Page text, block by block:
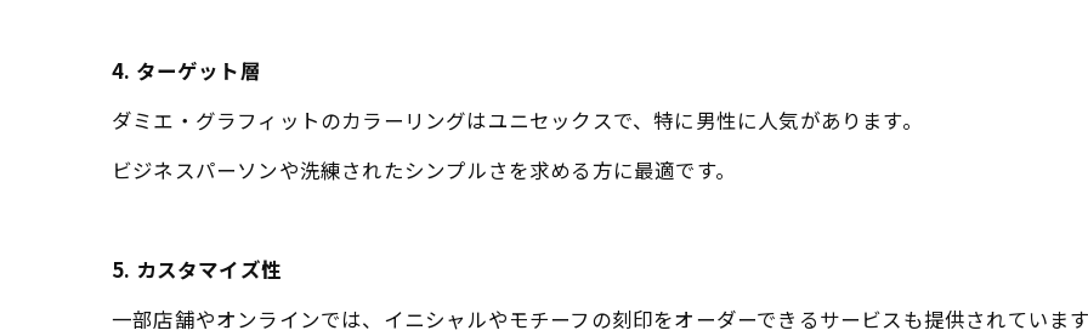
4. ターゲット層
ダミエ・グラフィットのカラーリングはユニセックスで、特に男性に人気があります。
ビジネスパーソンや洗練されたシンプルさを求める方に最適です。
5. カスタマイズ性
一部店舗やオンラインでは、イニシャルやモチーフの刻印をオーダーできるサービスも提供されています